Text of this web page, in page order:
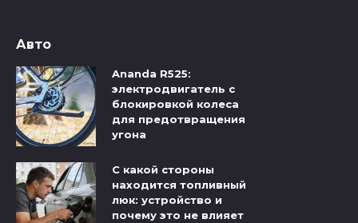
Авто
Ananda R525:
электродвигатель с
блокировкой колеса
для предотвращения
угона
С какой стороны
находится топливный
люк: устройство и
почему это не влияет